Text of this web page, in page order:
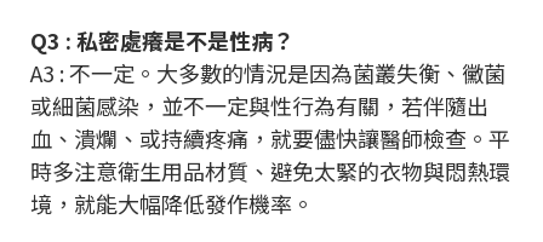
Q3 : 私密處癢是不是性病？
A3 : 不一定。大多數的情況是因為菌叢失衡、黴菌
或細菌感染，並不一定與性行為有關，若伴隨出
血、潰爛、或持續疼痛，就要儘快讓醫師檢查。平
時多注意衛生用品材質、避免太緊的衣物與悶熱環
境，就能大幅降低發作機率。